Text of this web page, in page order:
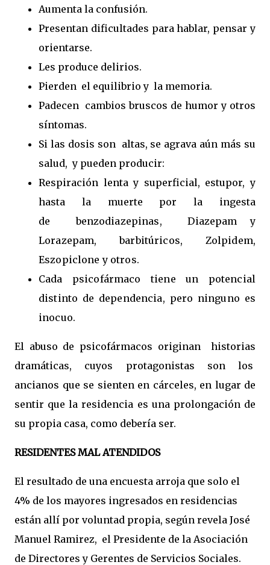
Aumenta la confusión.
Presentan dificultades para hablar, pensar y
orientarse.
Les produce delirios.
Pierden el equilibrio y la memoria.
Padecen cambios bruscos de humor y otros
síntomas.
Si las dosis son altas, se agrava aún más su
salud, y pueden producir:
Respiración lenta y superficial, estupor, y
hasta la muerte por la ingesta
de
benzodiazepinas, Diazepam y
Lorazepam, barbitúricos, Zolpidem,
Eszopiclone y otros.
Cada psicofármaco tiene un potencial
distinto de dependencia, pero ninguno es
inocuo.
El abuso de psicofármacos originan historias
dramáticas, cuyos protagonistas son los
ancianos que se sienten en cárceles, en lugar de
sentir que la residencia es una prolongación de
su propia casa, como debería ser.
RESIDENTES MAL ATENDIDOS
El resultado de una encuesta arroja que solo el
4% de los mayores ingresados en residencias
están allí por voluntad propia, según revela José
Manuel Ramirez, el Presidente de la Asociación
de Directores y Gerentes de Servicios Sociales.